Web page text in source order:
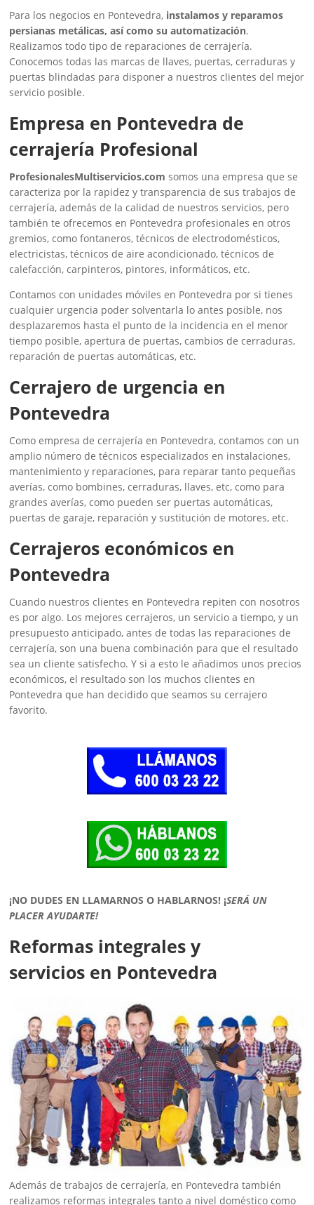
Para los negocios en Pontevedra, instalamos y reparamos
persianas metálicas, así como su automatización.
Realizamos todo tipo de reparaciones de cerrajería.
Conocemos todas las marcas de llaves, puertas, cerraduras y
puertas blindadas para disponer a nuestros clientes del mejor
servicio posible.
Empresa en Pontevedra de
cerrajería Profesional
ProfesionalesMultiservicios.com somos una empresa que se
caracteriza por la rapidez y transparencia de sus trabajos de
cerrajería, además de la calidad de nuestros servicios, pero
también te ofrecemos en Pontevedra profesionales en otros
gremios, como fontaneros, técnicos de electrodomésticos,
electricistas, técnicos de aire acondicionado, técnicos de
calefacción, carpinteros, pintores, informáticos, etc.
Contamos con unidades móviles en Pontevedra por si tienes
cualquier urgencia poder solventarla lo antes posible, nos
desplazaremos hasta el punto de la incidencia en el menor
tiempo posible, apertura de puertas, cambios de cerraduras,
reparación de puertas automáticas, etc.
Cerrajero de urgencia en
Pontevedra
Como empresa de cerrajería en Pontevedra, contamos con un
amplio número de técnicos especializados en instalaciones,
mantenimiento y reparaciones, para reparar tanto pequeñas
averías, como bombines, cerraduras, llaves, etc, como para
grandes averías, como pueden ser puertas automáticas,
puertas de garaje, reparación y sustitución de motores, etc.
Cerrajeros económicos en
Pontevedra
Cuando nuestros clientes en Pontevedra repiten con nosotros
es por algo. Los mejores cerrajeros, un servicio a tiempo, y un
presupuesto anticipado, antes de todas las reparaciones de
cerrajería, son una buena combinación para que el resultado
sea un cliente satisfecho. Y si a esto le añadimos unos precios
económicos, el resultado son los muchos clientes en
Pontevedra que han decidido que seamos su cerrajero
favorito.
¡NO DUDES EN LLAMARNOS O HABLARNOS! ¡SERÁ UN
PLACER AYUDARTE!
Reformas integrales y
servicios en Pontevedra
Además de trabajos de cerrajería, en Pontevedra también
realizamos reformas integrales tanto a nivel doméstico como